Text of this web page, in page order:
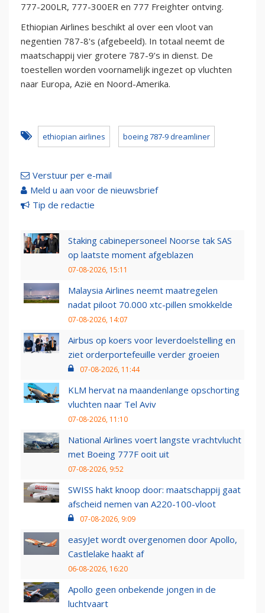
777-200LR, 777-300ER en 777 Freighter ontving.
Ethiopian Airlines beschikt al over een vloot van
negentien 787-8's (afgebeeld). In totaal neemt de
maatschappij vier grotere 787-9’s in dienst. De
toestellen worden voornamelijk ingezet op vluchten
naar Europa, Azië en Noord-Amerika.
ethiopian airlines boeing 787-9 dreamliner
Verstuur per e-mail
Meld u aan voor de nieuwsbrief
Tip de redactie
Staking cabinepersoneel Noorse tak SAS
op laatste moment afgeblazen
07-08-2026, 15:11
Malaysia Airlines neemt maatregelen
nadat piloot 70.000 xtc-pillen smokkelde
07-08-2026, 14:07
Airbus op koers voor leverdoelstelling en
ziet orderportefeuille verder groeien
07-08-2026, 11:44
KLM hervat na maandenlange opschorting
vluchten naar Tel Aviv
07-08-2026, 11:10
National Airlines voert langste vrachtvlucht
met Boeing 777F ooit uit
07-08-2026, 9:52
SWISS hakt knoop door: maatschappij gaat
afscheid nemen van A220-100-vloot
07-08-2026, 9:09
easyJet wordt overgenomen door Apollo,
Castlelake haakt af
06-08-2026, 16:20
Apollo geen onbekende jongen in de
luchtvaart